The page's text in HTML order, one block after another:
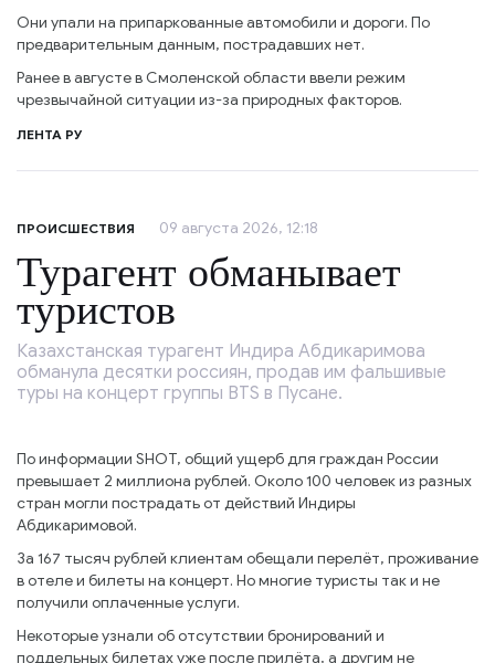
Они упали на припаркованные автомобили и дороги. По
предварительным данным, пострадавших нет.
Ранее в августе в Смоленской области ввели режим
чрезвычайной ситуации из-за природных факторов.
ЛЕНТА РУ
ПРОИСШЕСТВИЯ 09 августа 2026, 12:18
Турагент обманывает
туристов
Казахстанская турагент Индира Абдикаримова
обманула десятки россиян, продав им фальшивые
туры на концерт группы BTS в Пусане.
По информации SHOT, общий ущерб для граждан России
превышает 2 миллиона рублей. Около 100 человек из разных
стран могли пострадать от действий Индиры
Абдикаримовой.
За 167 тысяч рублей клиентам обещали перелёт, проживание
в отеле и билеты на концерт. Но многие туристы так и не
получили оплаченные услуги.
Некоторые узнали об отсутствии бронирований и
поддельных билетах уже после прилёта, а другим не